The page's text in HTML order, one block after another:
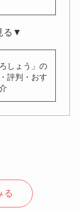
る▼
しょう」の
評判・おす
る